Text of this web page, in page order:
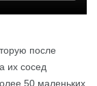
после
их сосед
50 маленьких